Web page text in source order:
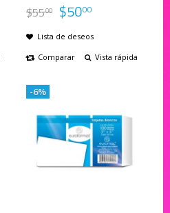
$5500 $5000
Lista de deseos
Comparar
Vista rápida
-6%